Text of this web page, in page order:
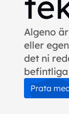
Algeno
eller
det ni
Prata